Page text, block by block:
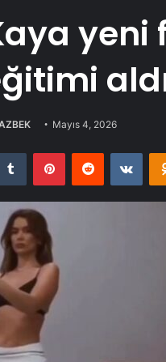
Mayıs 4, 2026
Tumblr PinterestReddit